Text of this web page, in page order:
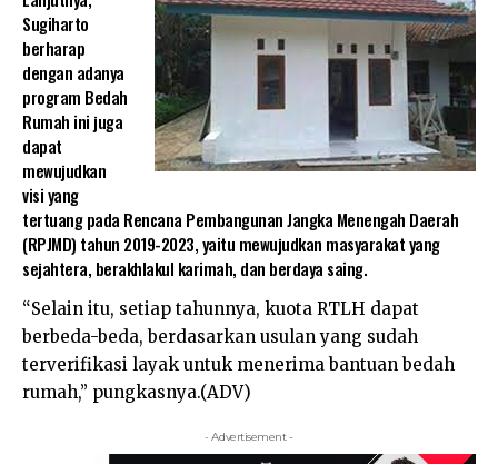
Sugiharto
berharap
dengan adanya
program Bedah
Rumah ini juga
dapat
mewujudkan
visi yang
tertuang pada Rencana Pembangunan Jangka Menengah Daerah
(RPJMD) tahun 2019-2023, yaitu mewujudkan masyarakat yang
sejahtera, berakhlakul karimah, dan berdaya saing.
“Selain itu, setiap tahunnya, kuota RTLH dapat
berbeda-beda, berdasarkan usulan yang sudah
terverifikasi layak untuk menerima bantuan bedah
rumah,” pungkasnya.(ADV)
- Advertisement -